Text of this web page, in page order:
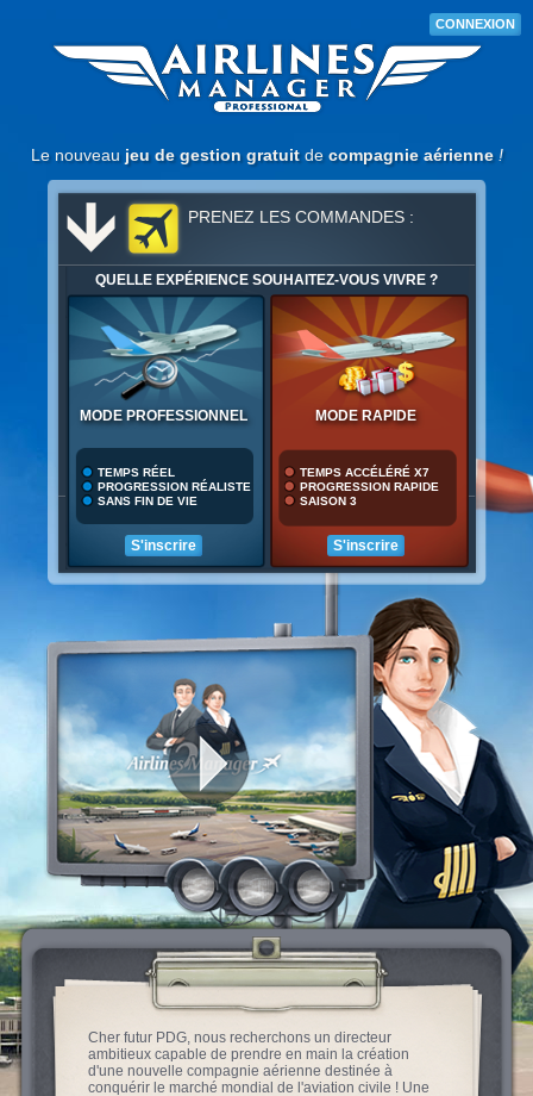
Se souvenir de moi Mot de passe oublié ?
CONNEXION
Le nouveau jeu de gestion gratuitdecompagnie aérienne !
PRENEZ LES COMMANDES :
QUELLE EXPÉRIENCE SOUHAITEZ-VOUS VIVRE ?
MODE PROFESSIONNEL
TEMPS RÉEL
PROGRESSION RÉALISTE
SANS FIN DE VIE
S'inscrire
MODE RAPIDE
TEMPS ACCÉLÉRÉ X7
PROGRESSION RAPIDE
SAISON 3
S'inscrire
Cher futur PDG, nous recherchons un directeur
ambitieux capable de prendre en main la création
d'une nouvelle compagnie aérienne destinée à
conquérir le marché mondial de l'aviation civile ! Une